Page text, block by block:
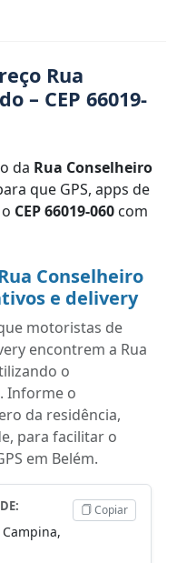
Rua
– CEP 66019-
da Rua Conselheiro
que GPS, apps de
CEP 66019-060 com
Conselheiro
e delivery
motoristas de
encontrem a Rua
o
Informe o
da residência,
para facilitar o
em Belém.
Copiar